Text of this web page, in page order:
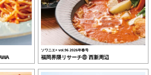
ソワニエ+ vol.96 2026年春号
福岡界隈リサーチ⑧ 西新周辺